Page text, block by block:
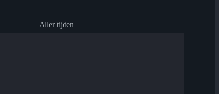
Aller tijden